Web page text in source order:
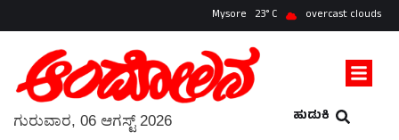
Mysore 23 overcast clouds
ಹುಡುಕಿ
ಗುರುವಾರ, 06 ಆಗಸ್ಟ್ 2026